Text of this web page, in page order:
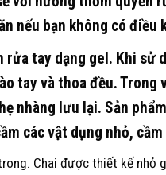
nếu bạn không có điều
rửa tay dạng gel. Khi sử
tay và thoa đều. Trong
nhàng lưu lại. Sản
các vật dụng nhỏ,
Chai được thiết kế nhỏ